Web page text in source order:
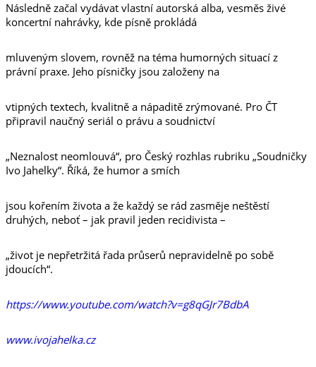
Následně začal vydávat vlastní autorská alba, vesměs živé
koncertní nahrávky, kde písně prokládá
mluveným slovem, rovněž na téma humorných situací z
právní praxe. Jeho písničky jsou založeny na
vtipných textech, kvalitně a nápaditě zrýmované. Pro ČT
připravil naučný seriál o právu a soudnictví
„Neznalost neomlouvá“, pro Český rozhlas rubriku „Soudničky
Ivo Jahelky“. Říká, že humor a smích
jsou kořením života a že každý se rád zasměje neštěstí
druhých, neboť – jak pravil jeden recidivista –
„život je nepřetržitá řada průserů nepravidelně po sobě
jdoucích“.
https://www.youtube.com/watch?v=g8qGJr7BdbA
www.ivojahelka.cz